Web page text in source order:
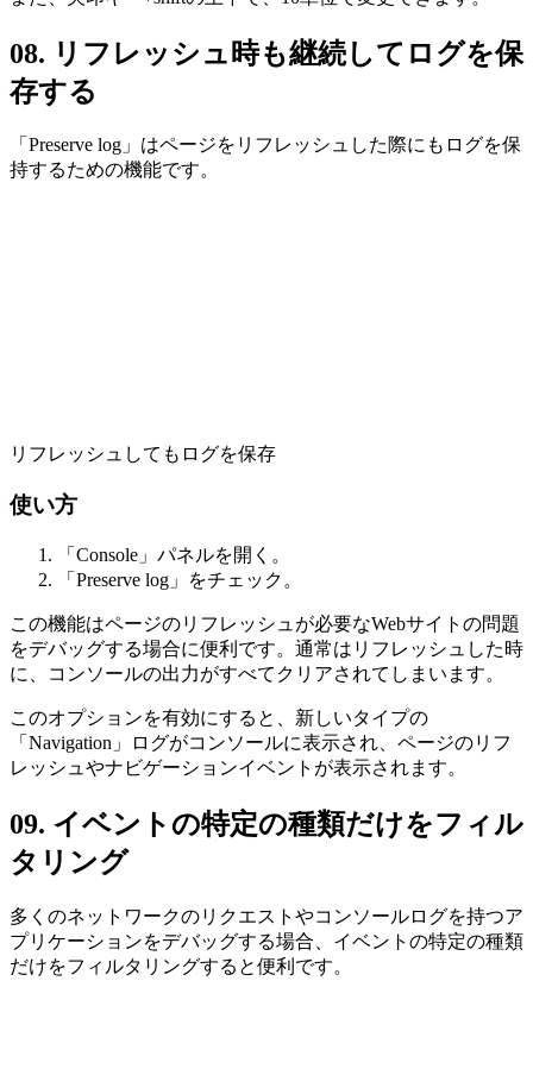
08. リフレッシュ時も継続してログを保
存する
「Preserve log」はページをリフレッシュした際にもログを保
持するための機能です。
リフレッシュしてもログを保存
使い方
「Console」パネルを開く。
「Preserve log」をチェック。
この機能はページのリフレッシュが必要なWebサイトの問題
をデバッグする場合に便利です。通常はリフレッシュした時
に、コンソールの出力がすべてクリアされてしまいます。
このオプションを有効にすると、新しいタイプの
「Navigation」ログがコンソールに表示され、ページのリフ
レッシュやナビゲーションイベントが表示されます。
09. イベントの特定の種類だけをフィル
タリング
多くのネットワークのリクエストやコンソールログを持つア
プリケーションをデバッグする場合、イベントの特定の種類
だけをフィルタリングすると便利です。